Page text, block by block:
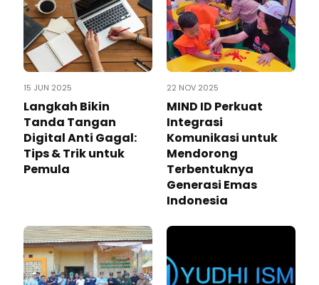
15 JUN 2025
Langkah Bikin
Tanda Tangan
Digital Anti Gagal:
Tips & Trik untuk
Pemula
22 NOV 2025
MIND ID Perkuat
Integrasi
Komunikasi untuk
Mendorong
Terbentuknya
Generasi Emas
Indonesia